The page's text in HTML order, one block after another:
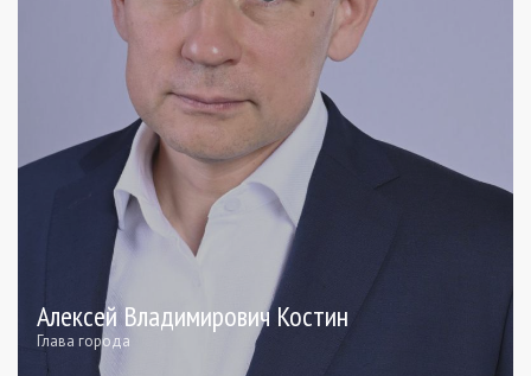
Алексей Владимирович Костин
Глава города